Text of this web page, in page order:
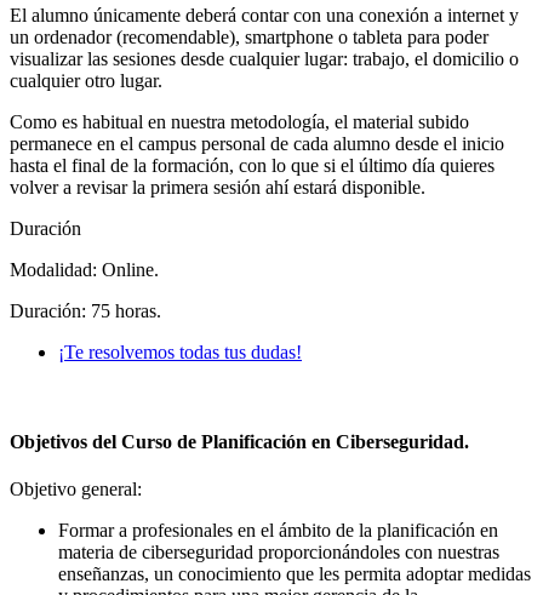
El alumno únicamente deberá contar con una conexión a internet y
un ordenador (recomendable), smartphone o tableta para poder
visualizar las sesiones desde cualquier lugar: trabajo, el domicilio o
cualquier otro lugar.
Como es habitual en nuestra metodología, el material subido
permanece en el campus personal de cada alumno desde el inicio
hasta el final de la formación, con lo que si el último día quieres
volver a revisar la primera sesión ahí estará disponible.
Duración
Modalidad: Online.
Duración: 75 horas.
¡Te resolvemos todas tus dudas!
Objetivos del Curso de Planificación en Ciberseguridad.
Objetivo general:
Formar a profesionales en el ámbito de la planificación en
materia de ciberseguridad proporcionándoles con nuestras
enseñanzas, un conocimiento que les permita adoptar medidas